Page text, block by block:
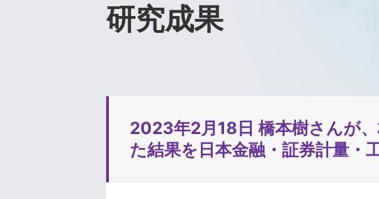
研究成果
2023年2月18日 橋本樹さんが
た結果を日本金融・証券計量・